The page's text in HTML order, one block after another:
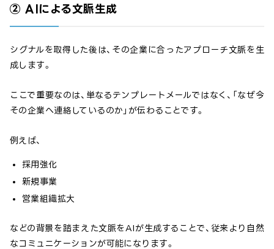
② AIによる文脈生成
シグナルを取得した後は、その企業に合ったアプローチ文脈を生
成します。
ここで重要なのは、単なるテンプレートメールではなく、「なぜ今
その企業へ連絡しているのか」が伝わることです。
例えば、
採用強化
新規事業
営業組織拡大
などの背景を踏まえた文脈をAIが生成することで、従来より自然
なコミュニケーションが可能になります。